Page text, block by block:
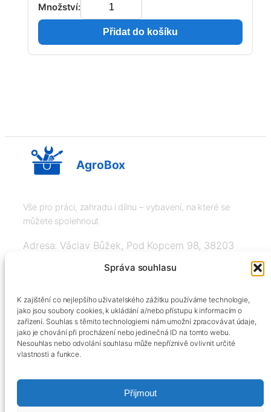
Správa souhlasu
K zajištění co nejlepšího uživatelského zážitku používáme technologie,
jako jsou soubory cookies, k ukládání a/nebo přístupu k informacím o
zařízení. Souhlas s těmito technologiemi nám umožní zpracovávat údaje,
jako je chování při procházení nebo jedinečná ID na tomto webu.
Nesouhlas nebo odvolání souhlasu může nepříznivě ovlivnit určité
vlastnosti a funkce.
Přijmout
Množství:
Přidat do košíku
AgroBox
Vše pro práci, zahradu i dílnu – vybavení, na které se
můžete spolehnout
Adresa: Václav Bůžek, Pod Kopcem 98, 38203
+420606334248, info@agrobox.cz
Obchodní podmínky